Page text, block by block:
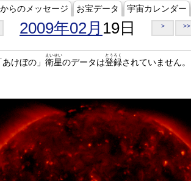
らのメッセージ お宝データ 宇宙カレンダー
2009年02月 19日 > >>
けぼの」 衛星
えいせい
のデータは登録
とうろく
されていません。